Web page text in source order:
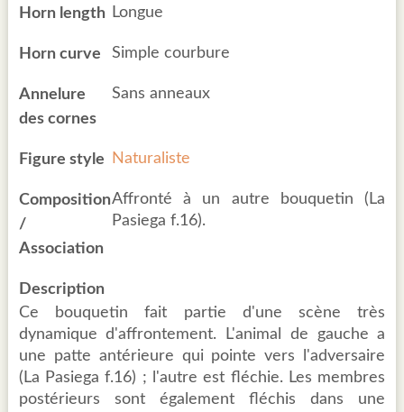
Horn length Longue
Horn curve Simple courbure
Annelure
des cornes
Sans anneaux
Figure style Naturaliste
Composition
/
Association
Affronté à un autre bouquetin (La
Pasiega f.16).
Description
Ce bouquetin fait partie d'une scène très
dynamique d'affrontement. L'animal de gauche a
une patte antérieure qui pointe vers l'adversaire
(La Pasiega f.16) ; l'autre est fléchie. Les membres
postérieurs sont également fléchis dans une